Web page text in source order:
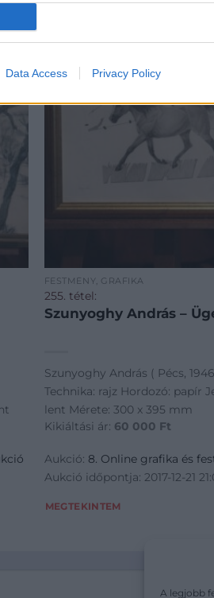
Data Access Privacy Policy
A legjobb
FESTMÉNY, GRAFIKA
255. tétel:
Szunyoghy András –
Szunyoghy András ( Pécs,
Technika: rajz Hordozó: papír
lent Mérete: 300 x 395 mm
Kikiáltási ár: 60 000 Ft
Aukció: 8. Online grafika és
Aukció időpontja: 2017-12-21
MEGTEKINTEM